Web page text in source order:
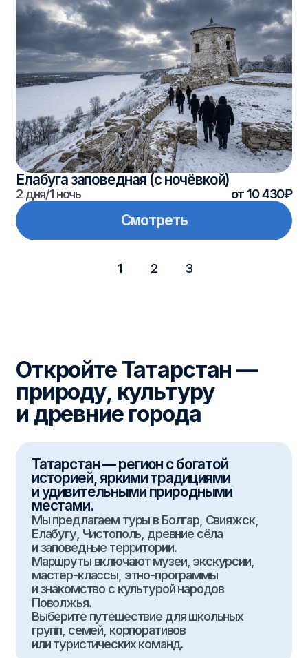
Хотите подобрать
тур по Татарстану?
Туры
по направлению
по Казани
по Татарстану
по России
за Границу
Туры по категориям
на Новый год
Масленица
День учителя
Места поэтов
Производственные
Школьные лагеря
Индивидуальные туры
Для школ
О нас